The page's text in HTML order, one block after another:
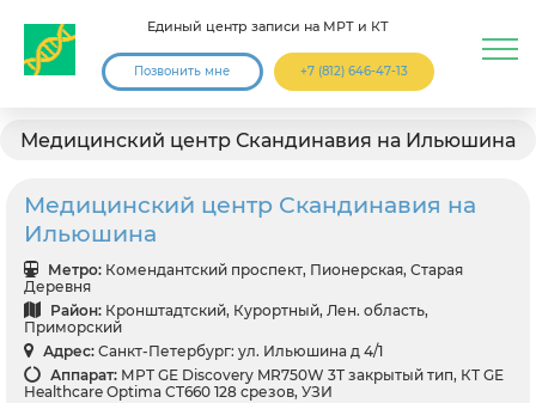
Единый центр записи на МРТ и КТ
Позвонить мне +7 (812) 646-47-13
Медицинский центр Скандинавия на Ильюшина
Медицинский центр Скандинавия на
Ильюшина
Метро: Комендантский проспект, Пионерская, Старая
Деревня
Район: Кронштадтский, Курортный, Лен. область,
Приморский
Адрес: Санкт-Петербург: ул. Ильюшина д 4/1
Аппарат: МРТ GЕ Discovery MR750W 3Т закрытый тип, КТ GЕ
Healthcare Optima CT660 128 срезов, УЗИ